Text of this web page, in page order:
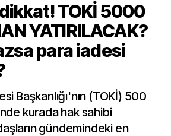
TOKİ 5000
YATIRILACAK?
para iadesi
Başkanlığı'nın (TOKİ) 500
kurada hak sahibi
gündemindeki en